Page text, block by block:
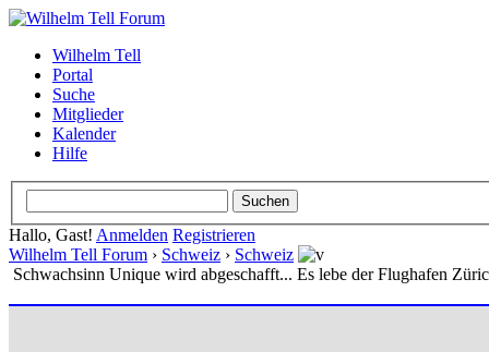
Wilhelm Tell
Portal
Suche
Mitglieder
Kalender
Hilfe
Hallo, Gast! Anmelden Registrieren
Wilhelm Tell Forum › Schweiz › Schweiz
Schwachsinn Unique wird abgeschafft... Es lebe der Flughafen